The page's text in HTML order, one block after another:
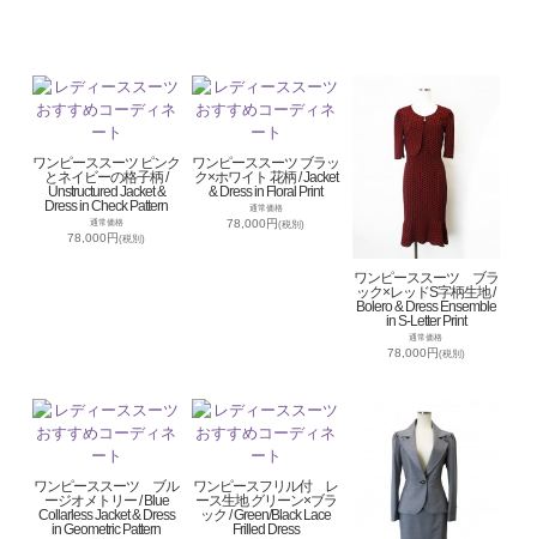
ワンピーススーツ ピンク
とネイビーの格子柄 /
Unstructured Jacket &
Dress in Check Pattern
通常価格
78,000円(税別)
ワンピーススーツ ブラッ
ク×ホワイト 花柄 / Jacket
& Dress in Floral Print
通常価格
78,000円(税別)
ワンピーススーツ ブラ
ック×レッドS字柄生地 /
Bolero & Dress Ensemble
in S-Letter Print
通常価格
78,000円(税別)
ワンピーススーツ ブル
ージオメトリー / Blue
Collarless Jacket & Dress
in Geometric Pattern
ワンピースフリル付 レ
ース生地 グリーン×ブラ
ック / Green/Black Lace
Frilled Dress